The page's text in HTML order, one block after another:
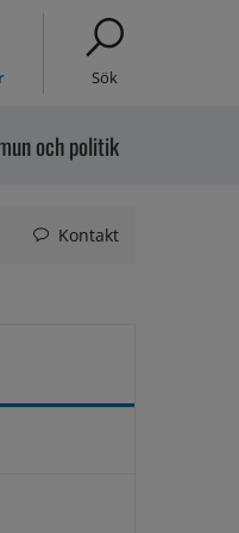
Sök
och politik
Kontakt